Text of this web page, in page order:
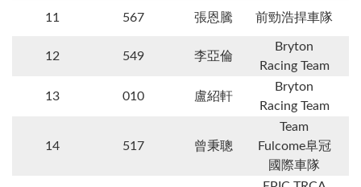
11 567 張恩騰 前勁浩捍車隊
12 549 李亞倫
Bryton
Racing Team
13 010 盧紹軒
Bryton
Racing Team
14 517 曾秉聰
Team
Fulcome阜冠
國際車隊